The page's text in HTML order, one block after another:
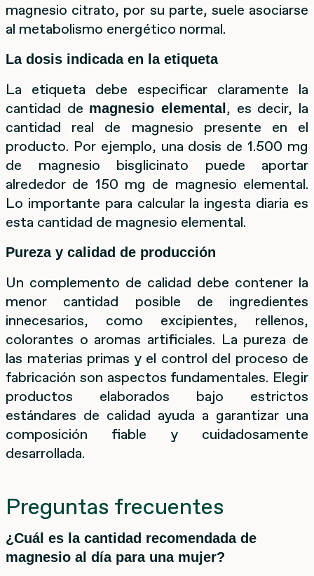
magnesio citrato, por su parte, suele asociarse
al metabolismo energético normal.
La dosis indicada en la etiqueta
La etiqueta debe especificar claramente la
cantidad de magnesio elemental, es decir, la
cantidad real de magnesio presente en el
producto. Por ejemplo, una dosis de 1.500 mg
de magnesio bisglicinato puede aportar
alrededor de 150 mg de magnesio elemental.
Lo importante para calcular la ingesta diaria es
esta cantidad de magnesio elemental.
Pureza y calidad de producción
Un complemento de calidad debe contener la
menor cantidad posible de ingredientes
innecesarios, como excipientes, rellenos,
colorantes o aromas artificiales. La pureza de
las materias primas y el control del proceso de
fabricación son aspectos fundamentales. Elegir
productos elaborados bajo estrictos
estándares de calidad ayuda a garantizar una
composición fiable y cuidadosamente
desarrollada.
Preguntas frecuentes
¿Cuál es la cantidad recomendada de
magnesio al día para una mujer?